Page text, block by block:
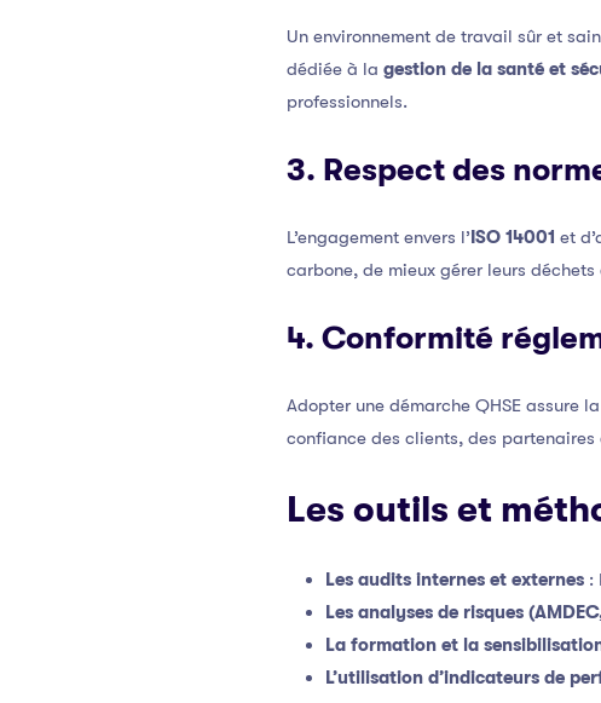
Un environnement de travail sûr et
dédiée à la gestion de la santé et
professionnels.
3. Respect des
L’engagement envers l’ISO 14001 et
carbone, de mieux gérer leurs
4. Conformité
Adopter une démarche QHSE assure
confiance des clients, des
Les outils et
Les audits internes et externes :
Les analyses de risques
La formation et la
L’utilisation d’indicateurs de